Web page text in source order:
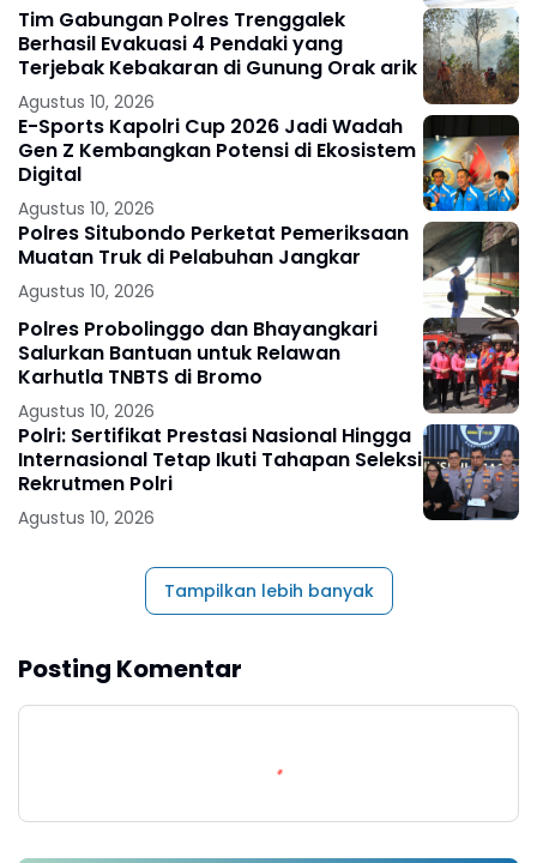
Tim Gabungan Polres Trenggalek
Berhasil Evakuasi 4 Pendaki yang
Terjebak Kebakaran di Gunung Orak arik
Agustus 10, 2026
E-Sports Kapolri Cup 2026 Jadi Wadah
Gen Z Kembangkan Potensi di Ekosistem
Digital
Agustus 10, 2026
Polres Situbondo Perketat Pemeriksaan
Muatan Truk di Pelabuhan Jangkar
Agustus 10, 2026
Polres Probolinggo dan Bhayangkari
Salurkan Bantuan untuk Relawan
Karhutla TNBTS di Bromo
Agustus 10, 2026
Polri: Sertifikat Prestasi Nasional Hingga
Internasional Tetap Ikuti Tahapan Seleksi
Rekrutmen Polri
Agustus 10, 2026
Tampilkan lebih banyak
Posting Komentar